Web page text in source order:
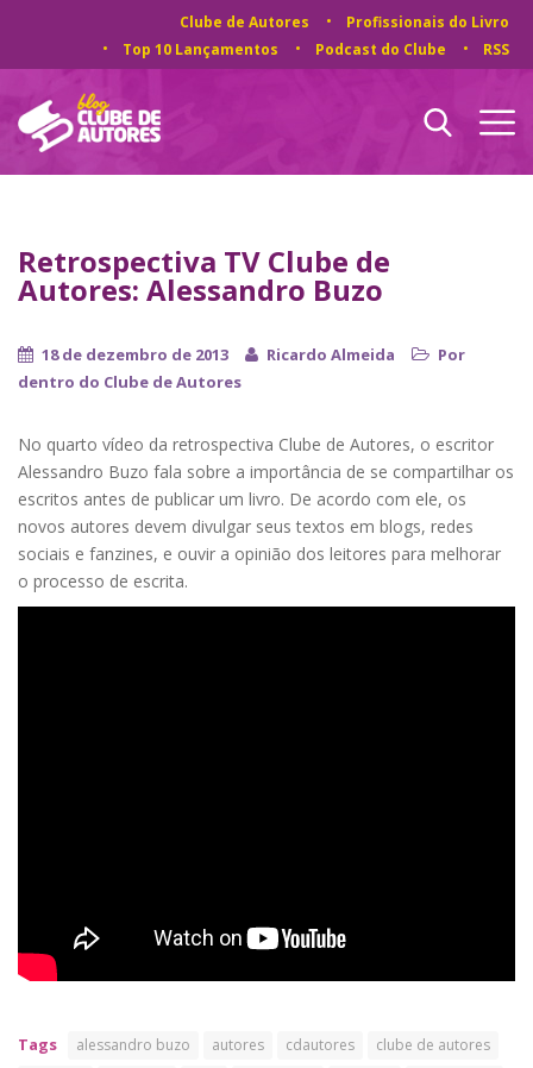
Clube de Autores
Profissionais do Livro
Top 10 Lançamentos
Podcast do Clube RSS
Retrospectiva TV Clube de
Autores: Alessandro Buzo
18 de dezembro de 2013 Ricardo Almeida
Por
dentro do Clube de Autores
No quarto vídeo da retrospectiva Clube de Autores, o escritor
Alessandro Buzo fala sobre a importância de se compartilhar os
escritos antes de publicar um livro. De acordo com ele, os
novos autores devem divulgar seus textos em blogs, redes
sociais e fanzines, e ouvir a opinião dos leitores para melhorar
o processo de escrita.
Tags alessandro buzo autores cdautores
clube de autores